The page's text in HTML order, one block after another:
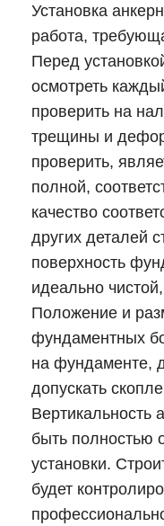
Установка
работа,
Перед
осмотреть
проверить на
трещины и
проверить,
полной,
качество
других деталей
поверхность
идеально
Положение и
фундаментных
на фундаменте,
допускать
Вертикальность
быть полностью
установки.
будет